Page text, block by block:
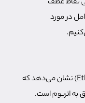
در مورد
دامیننس اتریوم (Ethereum Dominance) نشان می‌دهد که
به اتریوم است.